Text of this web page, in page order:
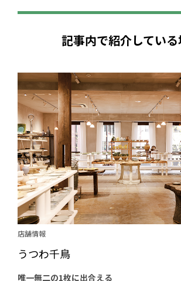
記事内で紹介してい
店舗情報
うつわ千鳥
唯一無二の1枚に出合える